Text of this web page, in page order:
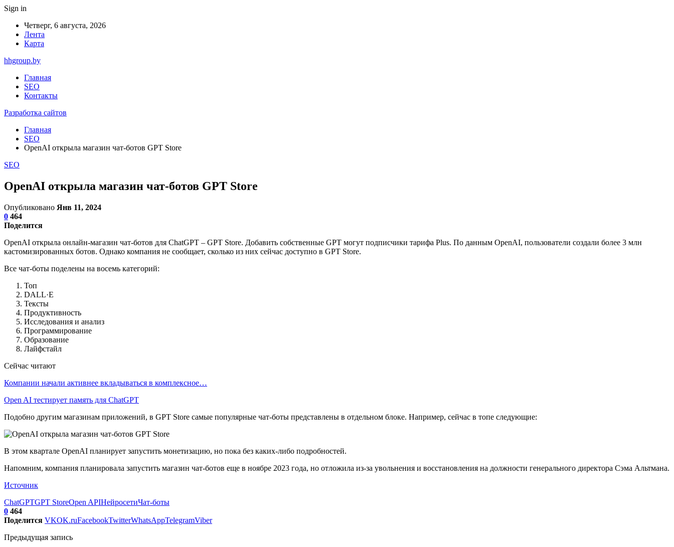
Sign in
Четверг, 6 августа, 2026
Лента
Карта
hhgroup.by
Главная
SEO
Контакты
Разработка сайтов
Главная
SEO
OpenAI открыла магазин чат-ботов GPT Store
SEO
OpenAI открыла магазин чат-ботов GPT Store
Опубликовано Янв 11, 2024
0 464
Поделится
OpenAI открыла онлайн-магазин чат-ботов для ChatGPT – GPT Store. Добавить собственные GPT могут подписчики тарифа Plus. По данным OpenAI, пользователи создали более 3 млн
кастомизированных ботов. Однако компания не сообщает, сколько из них сейчас доступно в GPT Store.
Все чат-боты поделены на восемь категорий:
Топ
DALL·E
Тексты
Продуктивность
Исследования и анализ
Программирование
Образование
Лайфстайл
Сейчас читают
Компании начали активнее вкладываться в комплексное…
Open AI тестирует память для ChatGPT
Подобно другим магазинам приложений, в GPT Store самые популярные чат-боты представлены в отдельном блоке. Например, сейчас в топе следующие:
В этом квартале OpenAI планирует запустить монетизацию, но пока без каких-либо подробностей.
Напомним, компания планировала запустить магазин чат-ботов еще в ноябре 2023 года, но отложила из-за увольнения и восстановления на должности генерального директора Сэма Альтмана.
Источник
ChatGPTGPT StoreOpen APIНейросетиЧат-боты
0 464
Поделится VKOK.ruFacebookTwitterWhatsAppTelegramViber
Предыдущая запись